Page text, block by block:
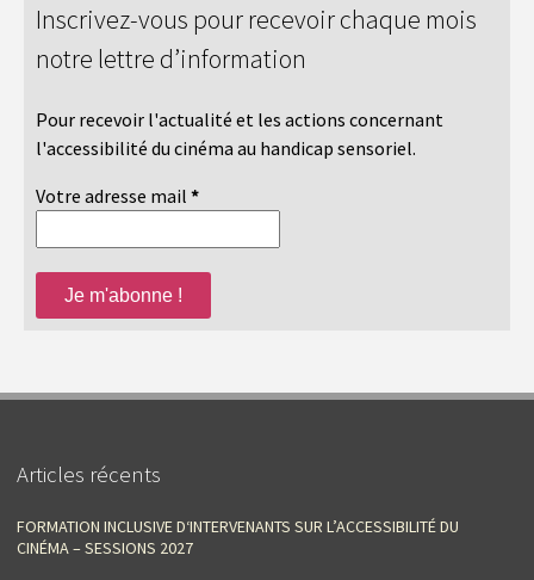
Inscrivez-vous pour recevoir chaque mois
notre lettre d’information
Pour recevoir l'actualité et les actions concernant
l'accessibilité du cinéma au handicap sensoriel.
Votre adresse mail *
Articles récents
FORMATION INCLUSIVE D‘INTERVENANTS SUR L’ACCESSIBILITÉ DU
CINÉMA – SESSIONS 2027